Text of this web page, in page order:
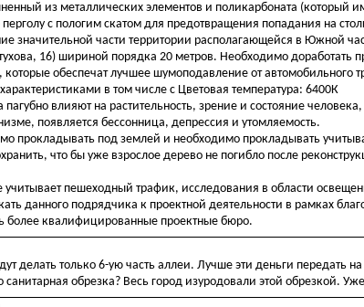
из металлических элементов и поликарбоната (который
с пологим скатом для предотвращения попадания на
значительной части территории располагающейся в Южной
16) шириной порядка 20 метров. Необходимо доработать
обеспечат лучшее шумоподавление от автомобильного
в том числе с Цветовая температура: 6400К
влияют на растительность, зрение и состояние
появляется бессонница, депрессия и утомляемость.
прокладывать под землей и необходимо прокладывать
что бы уже взрослое дерево не погибло после
учитывает пешеходный трафик, исследования в области
данного подрядчика к проектной деятельности в рамках
более квалифицированные проектные бюро.
делать только 6-ую часть аллеи. Лучше эти деньги передать
обрезка? Весь город изуродовали этой обрезкой.